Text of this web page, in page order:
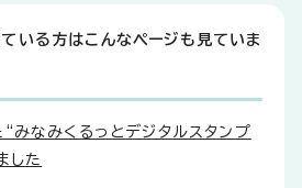
いる方はこんなページも見ていま
みなみくるっとデジタルスタンプ
した